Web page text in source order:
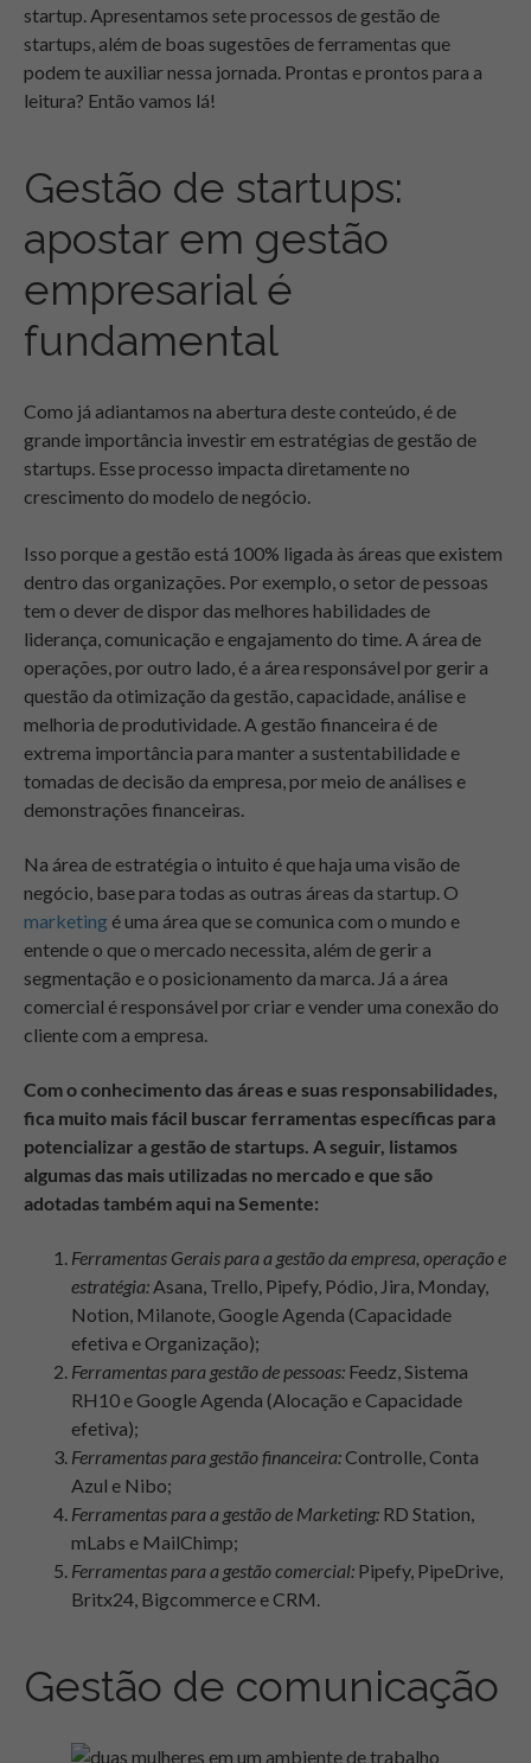
startup. Apresentamos sete processos de gestão de
startups, além de boas sugestões de ferramentas que
podem te auxiliar nessa jornada. Prontas e prontos para a
leitura? Então vamos lá!
Gestão de startups:
apostar em gestão
empresarial é
fundamental
Como já adiantamos na abertura deste conteúdo, é de
grande importância investir em estratégias de gestão de
startups. Esse processo impacta diretamente no
crescimento do modelo de negócio.
Isso porque a gestão está 100% ligada às áreas que existem
dentro das organizações. Por exemplo, o setor de pessoas
tem o dever de dispor das melhores habilidades de
liderança, comunicação e engajamento do time. A área de
operações, por outro lado, é a área responsável por gerir a
questão da otimização da gestão, capacidade, análise e
melhoria de produtividade. A gestão financeira é de
extrema importância para manter a sustentabilidade e
tomadas de decisão da empresa, por meio de análises e
demonstrações financeiras.
Na área de estratégia o intuito é que haja uma visão de
negócio, base para todas as outras áreas da startup. O
marketing é uma área que se comunica com o mundo e
entende o que o mercado necessita, além de gerir a
segmentação e o posicionamento da marca. Já a área
comercial é responsável por criar e vender uma conexão do
cliente com a empresa.
Com o conhecimento das áreas e suas responsabilidades,
fica muito mais fácil buscar ferramentas específicas para
potencializar a gestão de startups. A seguir, listamos
algumas das mais utilizadas no mercado e que são
adotadas também aqui na Semente:
Ferramentas Gerais para a gestão da empresa, operação e
estratégia:Asana, Trello, Pipefy, Pódio, Jira, Monday,
Notion, Milanote, Google Agenda (Capacidade
efetiva e Organização);
Ferramentas para gestão de pessoas: Feedz, Sistema
RH10 e Google Agenda (Alocação e Capacidade
efetiva);
Ferramentas para gestão financeira:Controlle, Conta
Azul e Nibo;
Ferramentas para a gestão de Marketing: RD Station,
mLabs e MailChimp;
Ferramentas para a gestão comercial: Pipefy, PipeDrive,
Britx24, Bigcommerce e CRM.
Gestão de comunicação